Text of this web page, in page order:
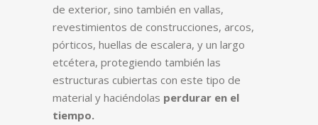
de exterior, sino también en vallas,
revestimientos de construcciones, arcos,
pórticos, huellas de escalera, y un largo
etcétera, protegiendo también las
estructuras cubiertas con este tipo de
material y haciéndolas perdurar en el
tiempo.